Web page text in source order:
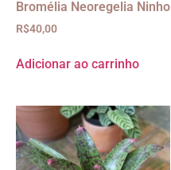
Bromélia Neoregelia Ninho
R$40,00
Adicionar ao carrinho